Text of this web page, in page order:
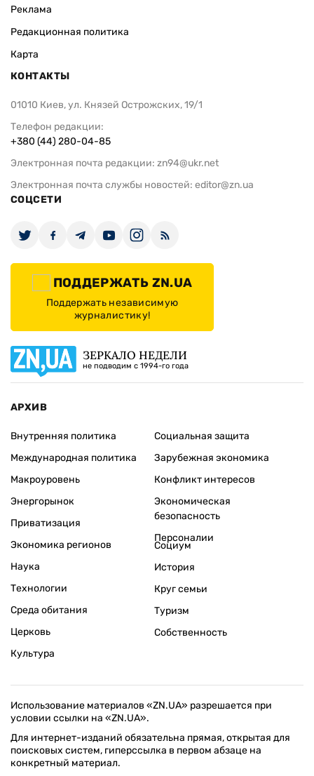
Реклама
Редакционная политика
Карта
КОНТАКТЫ
01010 Киев, ул. Князей Острожских, 19/1
Телефон редакции:
+380 (44) 280-04-85
Электронная почта редакции: zn94@ukr.net
Электронная почта службы новостей: editor@zn.ua
СОЦСЕТИ
ПОДДЕРЖАТЬ ZN.UA
Поддержать независимую
журналистику!
ЗЕРКАЛО НЕДЕЛИ
не подводим с 1994-го года
АРХИВ
Внутренняя политика
Международная политика
Макроуровень
Энергорынок
Приватизация
Экономика регионов
Социальная защита
Зарубежная экономика
Конфликт интересов
Экономическая
безопасность
Персоналии
Наука
Технологии
Среда обитания
Церковь
Культура
Социум
История
Круг семьи
Туризм
Собственность
Использование материалов «ZN.UA» разрешается при
условии ссылки на «ZN.UA».
Для интернет-изданий обязательна прямая, открытая для
поисковых систем, гиперссылка в первом абзаце на
конкретный материал.